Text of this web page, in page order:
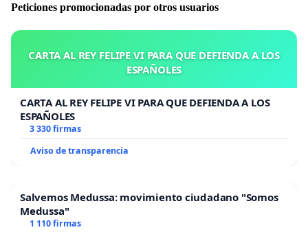
Peticiones promocionadas por otros usuarios
CARTA AL REY FELIPE VI PARA QUE DEFIENDA A LOS
ESPAÑOLES
CARTA AL REY FELIPE VI PARA QUE DEFIENDA A LOS
ESPAÑOLES
3 330 firmas
Aviso de transparencia
Salvemos Medussa: movimiento ciudadano "Somos
Medussa"
1 110 firmas